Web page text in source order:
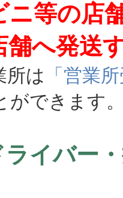
等の店
舗へ発送
は 「営業
ができます
ライバー